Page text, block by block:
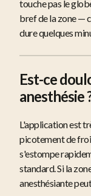
touche pas le
bref de la zone —
dure quelques
Est-ce
anesthésie
L'application est
picotement de
s'estompe
standard. Si la
anesthésiante